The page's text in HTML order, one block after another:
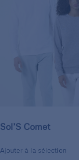
Sol’S Comet
Ajouter à la sélection